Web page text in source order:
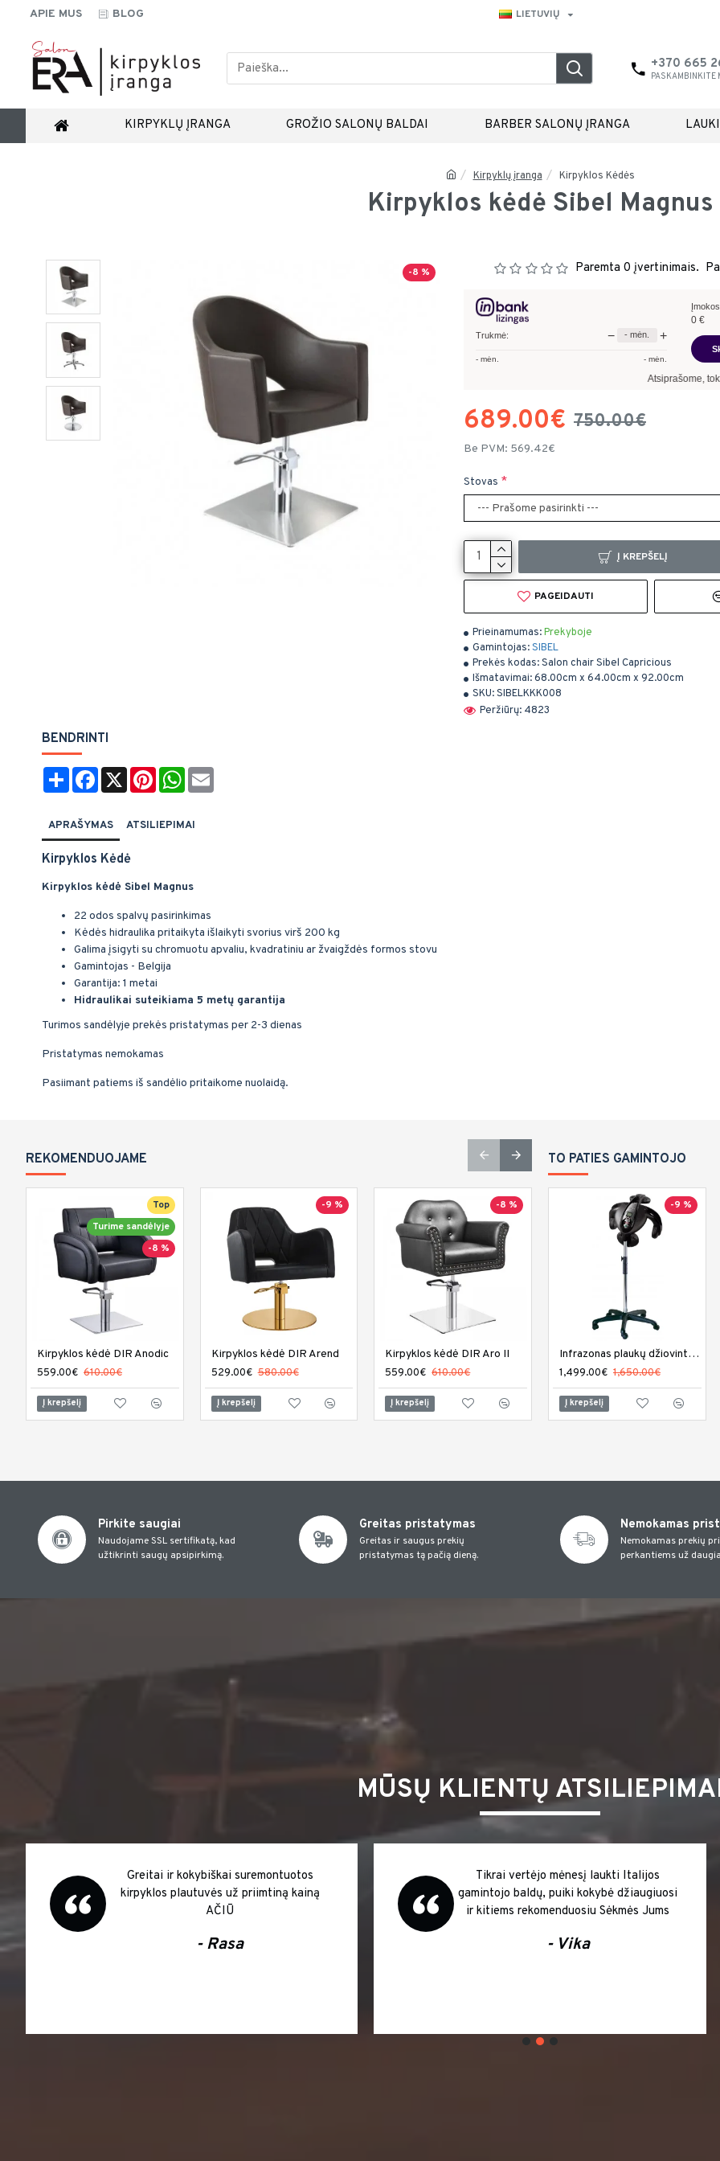
APIE MUS BLOG LIETUVIŲ
+370 665
PASKAMBINKITE
KIRPYKLŲ ĮRANGA GROŽIO SALONŲ BALDAI BARBER SALONŲ ĮRANGA
Kirpyklų įranga Kirpyklos Kėdės
Kirpyklos kėdė Sibel Magnus
-8 %
Prieinamumas:Prekyboje
Gamintojas:SIBEL
Prekės kodas:Salon chair Sibel Capricious
Išmatavimai:68.00cm x 64.00cm x 92.00cm
SKU:SIBELKKK008
Peržiūrų: 4823
Paremta 0 įvertinimais.
689.00€ 750.00€
Be PVM: 569.42€
Stovas
Trukmė: − - mėn. +
- mėn. -mėn.
0 €
Atsiprašome, tokiomis
Į KREPŠELĮ
PAGEIDAUTI
BENDRINTI
Share Facebook
X PinterestWhatsApp
APRAŠYMAS ATSILIEPIMAI
Kirpyklos Kėdė
Kirpyklos kėdė Sibel Magnus
22 odos spalvų pasirinkimas
Kėdės hidraulika pritaikyta išlaikyti svorius virš 200 kg
Galima įsigyti su chromuotu apvaliu, kvadratiniu ar žvaigždės formos stovu
Gamintojas - Belgija
Garantija: 1 metai
Hidraulikai suteikiama 5 metų garantija
Turimos sandėlyje prekės pristatymas per 2-3 dienas
Pristatymas nemokamas
Pasiimant patiems iš sandėlio pritaikome nuolaidą.
REKOMENDUOJAME
Top
Turime sandėlyje
-8 %
Kirpyklos kėdė DIR Anodic
559.00€ 610.00€
Į krepšelį
-9 %
Kirpyklos kėdė DIR Arend
529.00€ 580.00€
Į krepšelį
-8 %
Kirpyklos kėdė DIR Aro II
559.00€ 610.00€
Į krepšelį
Top
Turime sandėlyje
Kirpyklos kėdė DIR Bellano
559.00€ 610.00€
Į krepšelį
TO PATIES GAMINTOJO
-9 %
Infrazonas plaukų džiovintuvas Sibel Climaco
1,499.00€ 1,650.00€
Į krepšelį
Pirkite saugiai
Naudojame SSL sertifikatą, kad
užtikrinti saugų apsipirkimą.
Greitas pristatymas
Greitas ir saugus prekių
pristatymas tą pačią dieną.
Nemokamas
Nemokamas prekių
perkantiems už
MŪSŲ KLIENTŲ
Greitai ir kokybiškai suremontuotos
kirpyklos plautuvės už priimtiną kainą
AČIŪ
- Rasa
Tikrai vertėjo mėnesį laukti Italijos
gamintojo baldų, puiki kokybė džiaugiuosi
ir kitiems rekomenduosiu Sėkmės Jums
- Vika